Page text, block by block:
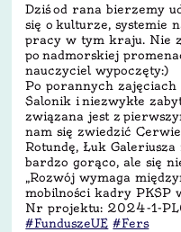
Dziśod rana bierzemy
się o kulturze, systemie
pracy w tym kraju. Nie
po nadmorskiej
nauczyciel wypoczęty:)
Po porannych
Salonik i niezwykłe
związana jest z
nam się zwiedzić
Rotundę, Łuk
bardzo gorąco, ale się
„Rozwój wymaga
mobilności kadry PKSP
Nr projektu: 2024-1-
#FunduszeUE #Fers